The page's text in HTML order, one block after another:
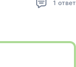
1 ответ